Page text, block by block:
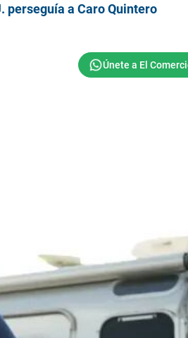
perseguía a Caro Quintero